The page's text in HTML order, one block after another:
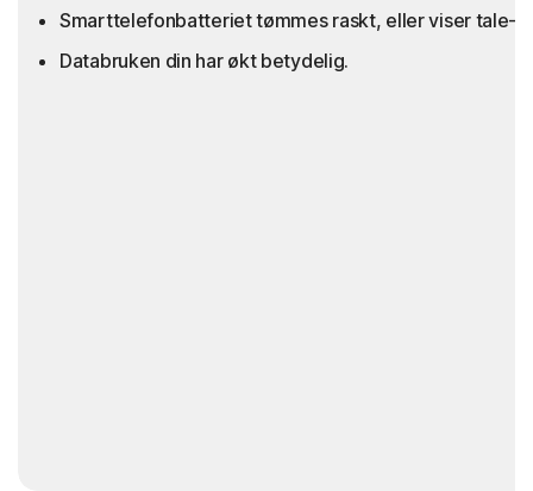
Smarttelefonbatteriet tømmes raskt, eller viser tale-/
Databruken din har økt betydelig.